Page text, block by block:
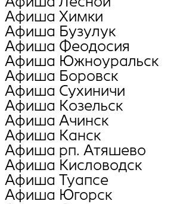
Афиша Химки
Афиша Бузулук
Афиша Феодосия
Афиша Южноуральск
Афиша Боровск
Афиша Сухиничи
Афиша Козельск
Афиша Ачинск
Афиша Канск
Афиша рп. Атяшево
Афиша Кисловодск
Афиша Туапсе
Афиша Югорск